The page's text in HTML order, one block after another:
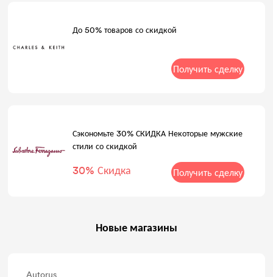
До 50% товаров со скидкой
Получить сделку
Сэкономьте 30% СКИДКА Некоторые мужские
стили со скидкой
30% Скидка Получить сделку
Новые магазины
Autorus